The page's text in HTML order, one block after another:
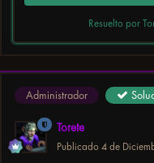
Resuelto por
Administrador
Torete
Publicado 4 de